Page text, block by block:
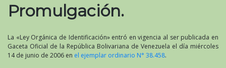
Promulgación.
La «Ley Orgánica de Identificación» entró en vigencia al ser publicada en
Gaceta Oficial de la República Bolivariana de Venezuela el día miércoles
14 de junio de 2006 en el ejemplar ordinario N° 38.458.